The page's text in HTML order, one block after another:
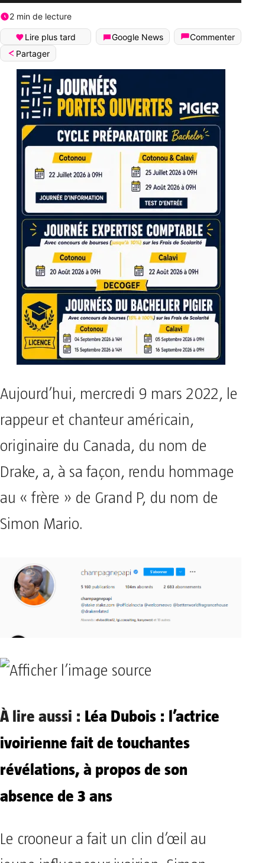
2 min de lecture
Lire plus tard Google News
Commenter
Partager
Aujourd’hui, mercredi 9 mars 2022, le
rappeur et chanteur américain,
originaire du Canada, du nom de
Drake, a, à sa façon, rendu hommage
au « frère » de Grand P, du nom de
Simon Mario.
À lire aussi : Léa Dubois : l’actrice
ivoirienne fait de touchantes
révélations, à propos de son
absence de 3 ans
Le crooneur a fait un clin d’œil au